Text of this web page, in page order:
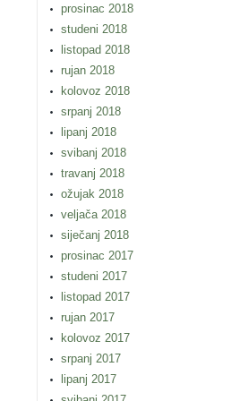
prosinac 2018
studeni 2018
listopad 2018
rujan 2018
kolovoz 2018
srpanj 2018
lipanj 2018
svibanj 2018
travanj 2018
ožujak 2018
veljača 2018
siječanj 2018
prosinac 2017
studeni 2017
listopad 2017
rujan 2017
kolovoz 2017
srpanj 2017
lipanj 2017